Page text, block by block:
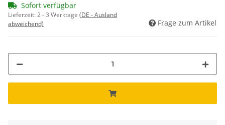
Sofort verfügbar
Lieferzeit:2 - 3 Werktage (DE - Ausland
abweichend)
Frage zum Artikel